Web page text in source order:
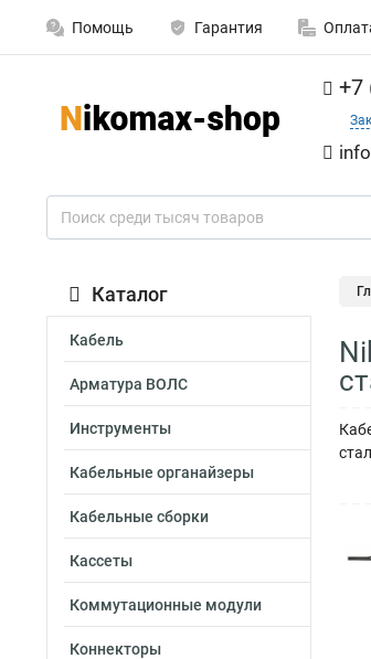
Помощь Гарантия
+7
Каталог
Кабель
Арматура ВОЛС
Инструменты
Кабельные органайзеры
Кабельные сборки
Кассеты
Коммутационные модули
Коннекторы